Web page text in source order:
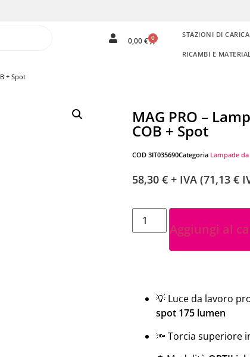
0,00€ 0 STAZIONI DI CARICA
RICAMBI E
+ Spot
MAG PRO –
COB + Spot
COD 3IT035690Categoria Lampade
58,30 € + IVA (71,13 €
Aggiungi al
💡 Luce da lavoro
spot 175 lumen
🔦 Torcia superiore